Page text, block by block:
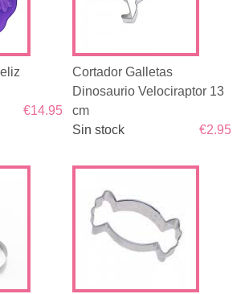
€14.95
Cortador Galletas
Dinosaurio Velociraptor 13
cm
€2.95
Sin stock